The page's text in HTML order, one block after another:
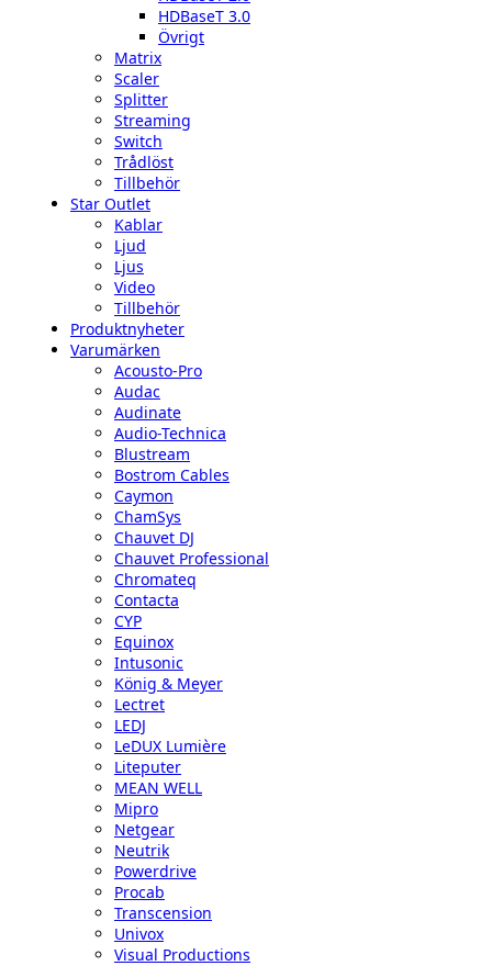
HDBaseT 3.0
Övrigt
Matrix
Scaler
Splitter
Streaming
Switch
Trådlöst
Tillbehör
Star Outlet
Kablar
Ljud
Ljus
Video
Tillbehör
Produktnyheter
Varumärken
Acousto-Pro
Audac
Audinate
Audio-Technica
Blustream
Bostrom Cables
Caymon
ChamSys
Chauvet DJ
Chauvet Professional
Chromateq
Contacta
CYP
Equinox
Intusonic
König & Meyer
Lectret
LEDJ
LeDUX Lumière
Liteputer
MEAN WELL
Mipro
Netgear
Neutrik
Powerdrive
Procab
Transcension
Univox
Visual Productions